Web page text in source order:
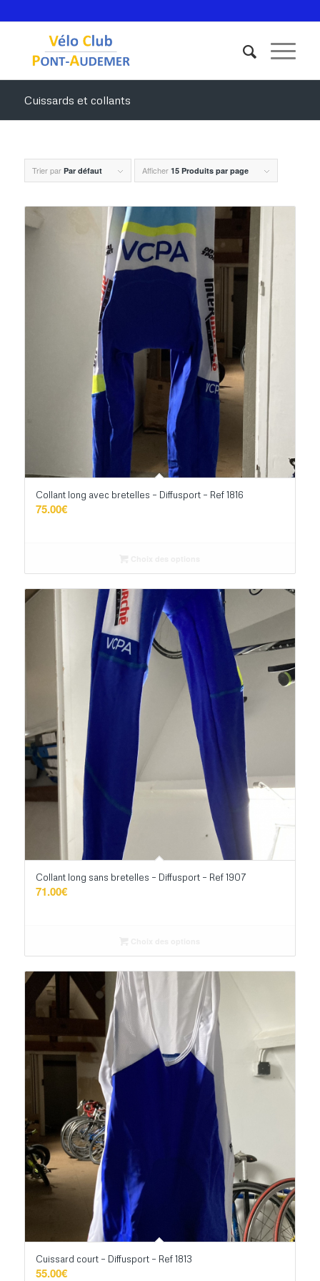
Cuissards et collants
Trier par Par défaut Afficher 15 Produits par page
Collant long avec bretelles – Diffusport – Ref 1816
75.00€
Collant long sans bretelles – Diffusport – Ref 1907
71.00€
Cuissard court – Diffusport – Ref 1813
55.00€